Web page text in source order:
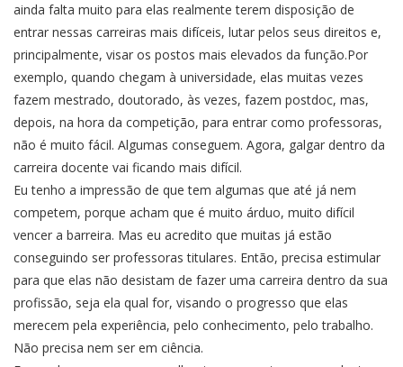
ainda falta muito para elas realmente terem disposição de
entrar nessas carreiras mais difíceis, lutar pelos seus direitos e,
principalmente, visar os postos mais elevados da função.Por
exemplo, quando chegam à universidade, elas muitas vezes
fazem mestrado, doutorado, às vezes, fazem postdoc, mas,
depois, na hora da competição, para entrar como professoras,
não é muito fácil. Algumas conseguem. Agora, galgar dentro da
carreira docente vai ficando mais difícil.
Eu tenho a impressão de que tem algumas que até já nem
competem, porque acham que é muito árduo, muito difícil
vencer a barreira. Mas eu acredito que muitas já estão
conseguindo ser professoras titulares. Então, precisa estimular
para que elas não desistam de fazer uma carreira dentro da sua
profissão, seja ela qual for, visando o progresso que elas
merecem pela experiência, pelo conhecimento, pelo trabalho.
Não precisa nem ser em ciência.